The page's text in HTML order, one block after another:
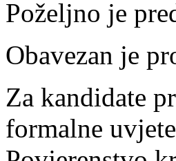
Poželjno je
Obavezan je
Za kandidate
formalne